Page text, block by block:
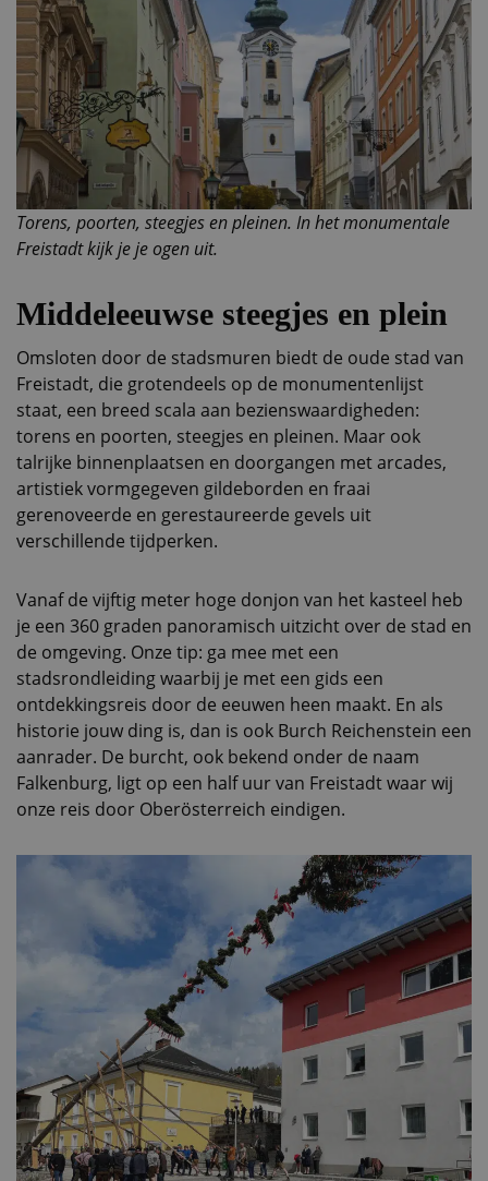
Torens, poorten, steegjes en pleinen. In het monumentale
Freistadt kijk je je ogen uit.
Middeleeuwse steegjes en plein
Omsloten door de stadsmuren biedt de oude stad van
Freistadt, die grotendeels op de monumentenlijst
staat, een breed scala aan bezienswaardigheden:
torens en poorten, steegjes en pleinen. Maar ook
talrijke binnenplaatsen en doorgangen met arcades,
artistiek vormgegeven gildeborden en fraai
gerenoveerde en gerestaureerde gevels uit
verschillende tijdperken.
Vanaf de vijftig meter hoge donjon van het kasteel heb
je een 360 graden panoramisch uitzicht over de stad en
de omgeving. Onze tip: ga mee met een
stadsrondleiding waarbij je met een gids een
ontdekkingsreis door de eeuwen heen maakt. En als
historie jouw ding is, dan is ook Burch Reichenstein een
aanrader. De burcht, ook bekend onder de naam
Falkenburg, ligt op een half uur van Freistadt waar wij
onze reis door Oberösterreich eindigen.